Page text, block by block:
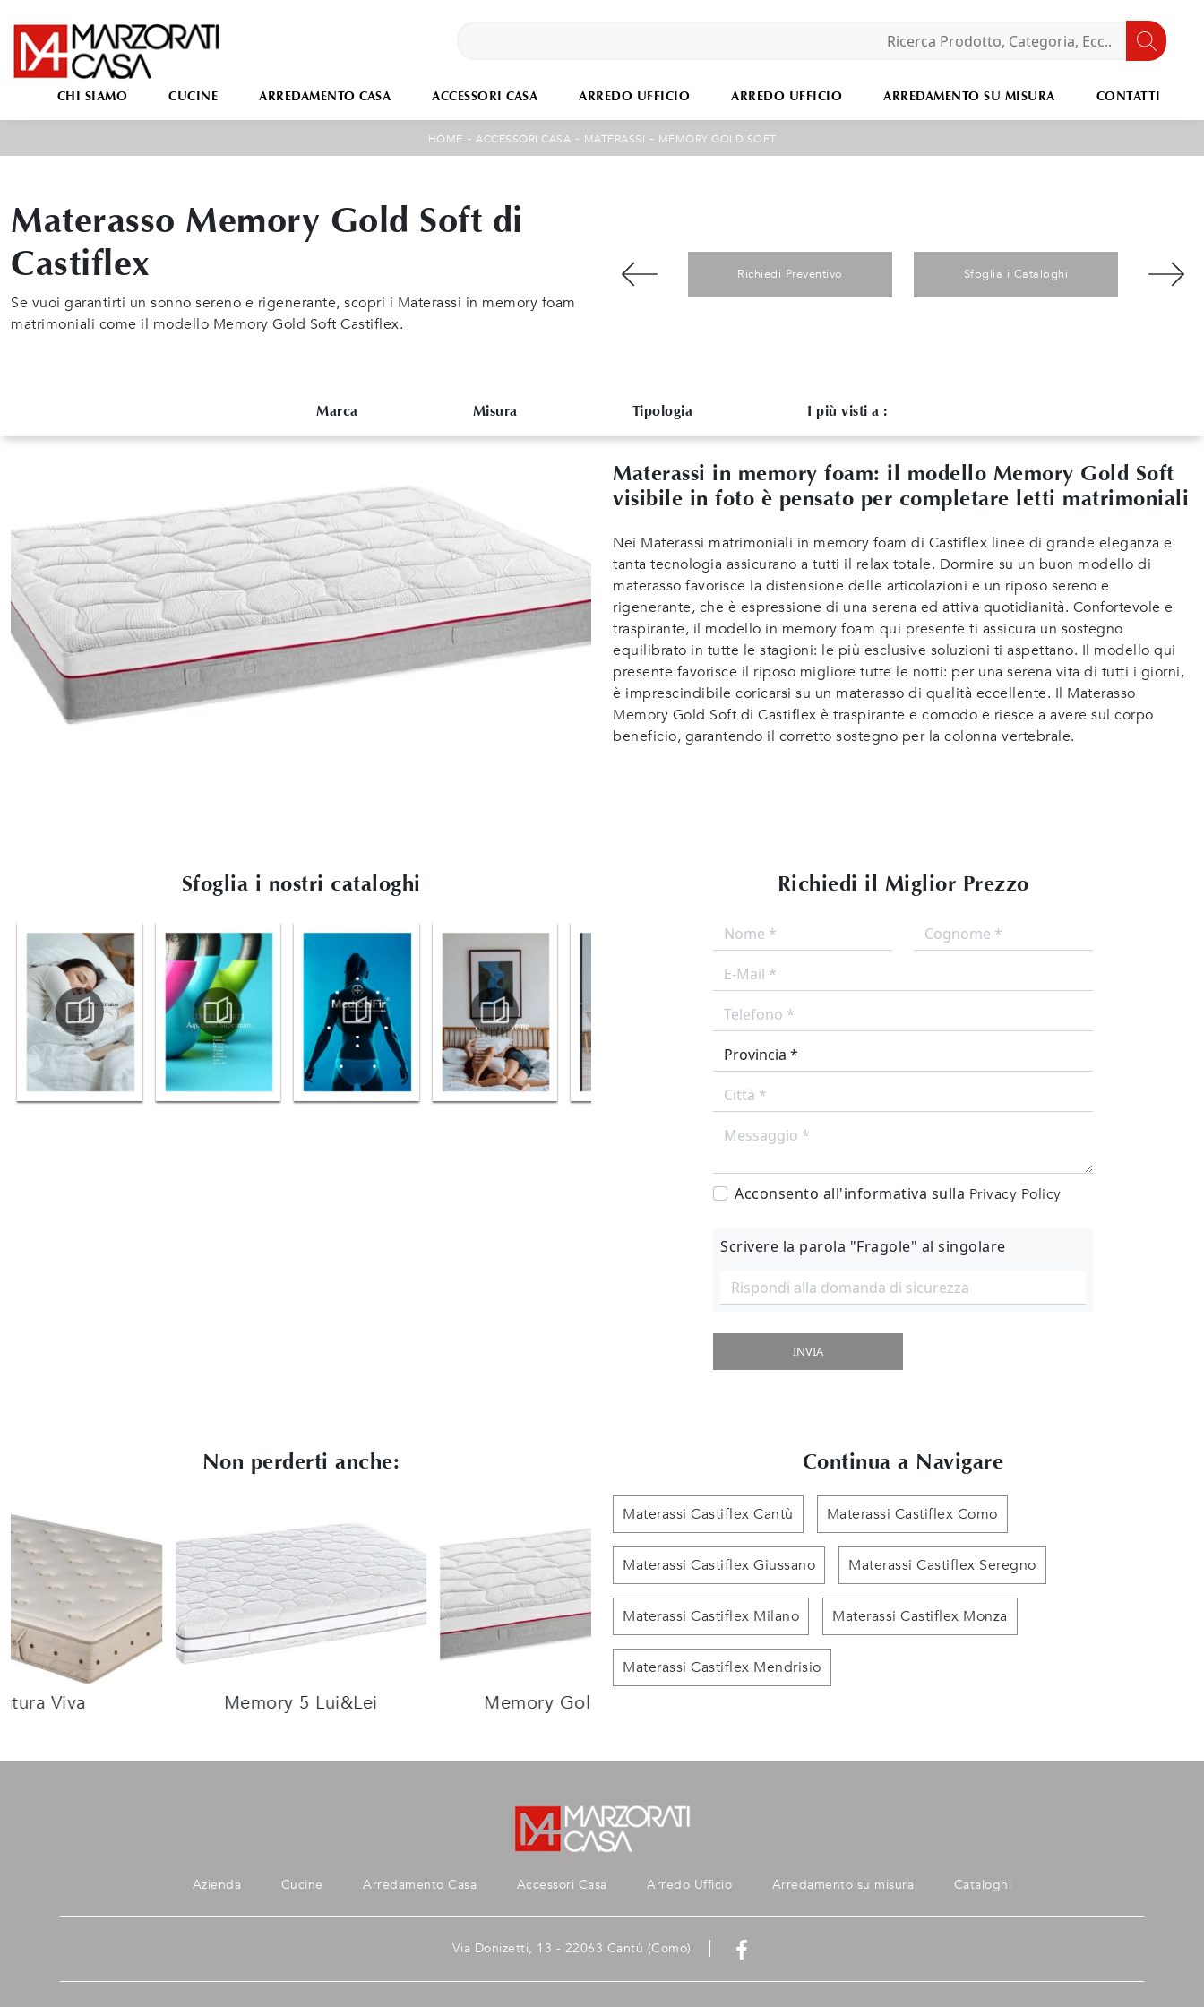
CHI SIAMO CUCINE ARREDAMENTO CASA ACCESSORI CASA ARREDO UFFICIO ARREDO UFFICIO ARREDAMENTO SU MISURA CONTATTI
HOME - ACCESSORI CASA - MATERASSI - MEMORY GOLD SOFT
Materasso Memory Gold Soft di
Castiflex
Se vuoi garantirti un sonno sereno e rigenerante, scopri i Materassi in memory foam
matrimoniali come il modello Memory Gold Soft Castiflex.
Richiedi Preventivo Sfoglia i Cataloghi
Marca Misura Tipologia I più visti a :
Materassi in memory foam: il modello Memory Gold Soft
visibile in foto è pensato per completare letti matrimoniali
Nei Materassi matrimoniali in memory foam di Castiflex linee di grande eleganza e
tanta tecnologia assicurano a tutti il relax totale. Dormire su un buon modello di
materasso favorisce la distensione delle articolazioni e un riposo sereno e
rigenerante, che è espressione di una serena ed attiva quotidianità. Confortevole e
traspirante, il modello in memory foam qui presente ti assicura un sostegno
equilibrato in tutte le stagioni: le più esclusive soluzioni ti aspettano. Il modello qui
presente favorisce il riposo migliore tutte le notti: per una serena vita di tutti i giorni,
è imprescindibile coricarsi su un materasso di qualità eccellente. Il Materasso
Memory Gold Soft di Castiflex è traspirante e comodo e riesce a avere sul corpo
beneficio, garantendo il corretto sostegno per la colonna vertebrale.
Sfoglia i nostri cataloghi Richiedi il Miglior Prezzo
Acconsento all'informativa sulla Privacy Policy
Scrivere la parola "Fragole" al singolare
INVIA
Non perderti anche:
Viva Memory 5 Lui&Lei Memory Gold Firm
Continua a Navigare
Materassi Castiflex Cantù Materassi Castiflex Como
Materassi Castiflex Giussano Materassi Castiflex Seregno
Materassi Castiflex Milano Materassi Castiflex Monza
Materassi Castiflex Mendrisio
Azienda Cucine Arredamento Casa Accessori Casa Arredo Ufficio Arredamento su misura Cataloghi
Via Donizetti, 13 - 22063 Cantù (Como)